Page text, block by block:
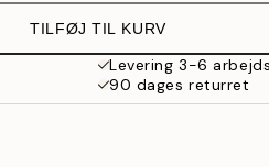
TILFØJ TIL KURV
Levering 3-6
90 dages returret